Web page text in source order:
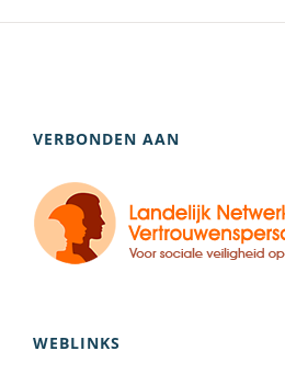
VERBONDEN AAN
WEBLINKS